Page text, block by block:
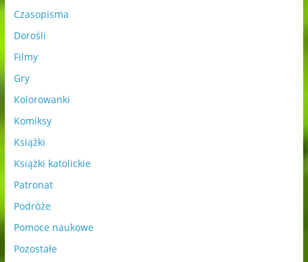
Czasopisma
Dorośli
Filmy
Gry
Kolorowanki
Komiksy
Książki
Książki katolickie
Patronat
Podróże
Pomoce naukowe
Pozostałe